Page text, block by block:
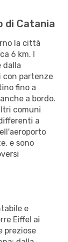
di Catania
la città
6 km. I
dalla
con partenze
fino a
a bordo.
comuni
a
e sono
e
Eiffel ai
preziose